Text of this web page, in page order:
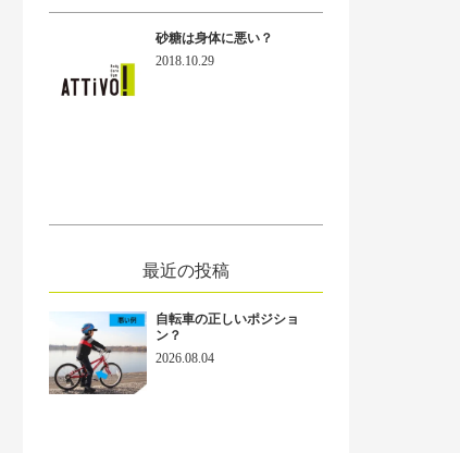
砂糖は身体に悪い？
2018.10.29
最近の投稿
自転車の正しいポジショ
ン？
2026.08.04